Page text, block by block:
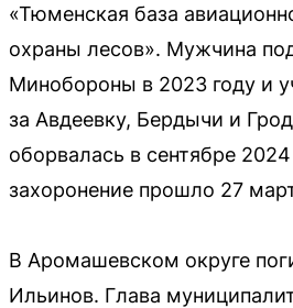
«Тюменская база
охраны лесов». Мужчина
Минобороны в 2023 году и
за Авдеевку, Бердычи и
оборвалась в сентябре 2024
захоронение прошло 27
В Аромашевском округе
Ильинов. Глава